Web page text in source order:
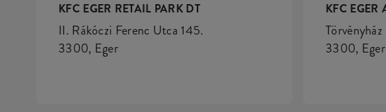
KFC EGER RETAIL PARK DT
II. Rákóczi Ferenc Utca 145.
3300, Eger
KFC EGER
3300, Eger